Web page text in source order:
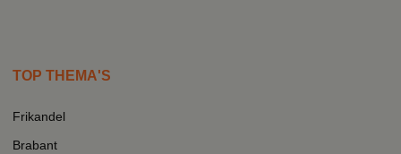
TOP THEMA'S
Frikandel
Brabant